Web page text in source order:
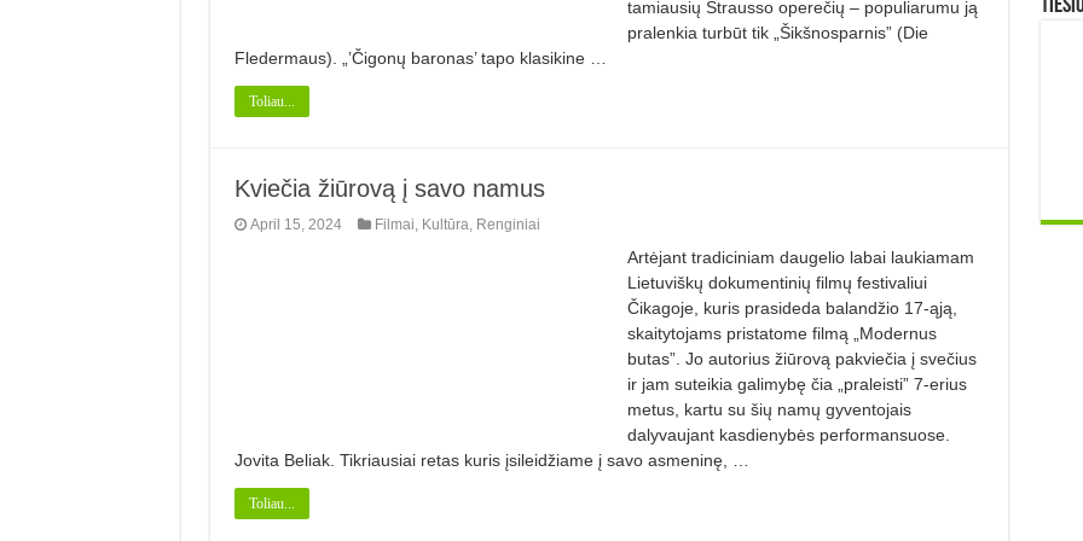
tamiausių Strausso operečių – populiarumu ją
pralenkia turbūt tik „Šikšnosparnis” (Die
Fledermaus). „’Čigonų baronas’ tapo klasikine …
Toliau...
Kviečia žiūrovą į savo namus
April 15, 2024 Filmai Kultūra Renginiai
Artėjant tradiciniam daugelio labai laukiamam
Lietuviškų dokumentinių filmų festivaliui
Čikagoje, kuris prasideda balandžio 17-ąją,
skaitytojams pristatome filmą „Modernus
butas”. Jo autorius žiūrovą pakviečia į svečius
ir jam suteikia galimybę čia „praleisti” 7-erius
metus, kartu su šių namų gyventojais
dalyvaujant kasdienybės performansuose.
Jovita Beliak. Tikriausiai retas kuris įsileidžiame į savo asmeninę, …
Toliau...